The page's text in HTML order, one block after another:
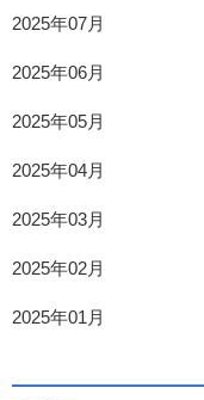
2025年07月
2025年06月
2025年05月
2025年04月
2025年03月
2025年02月
2025年01月